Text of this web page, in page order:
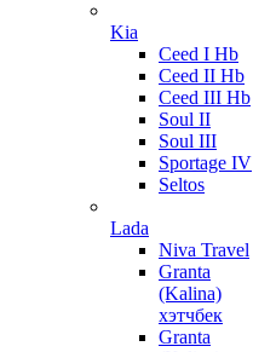
Kia
Ceed I Hb
Ceed II Hb
Ceed III Hb
Soul II
Soul III
Sportage IV
Seltos
Lada
Niva Travel
Granta
(Kalina)
хэтчбек
Granta